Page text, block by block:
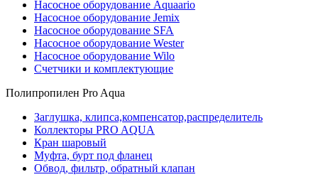
Насосное оборудование Aquaario
Насосное оборудование Jemix
Насосное оборудование SFA
Насосное оборудование Wester
Насосное оборудование Wilo
Счетчики и комплектующие
Полипропилен Pro Aqua
Заглушка, клипса,компенсатор,распределитель
Коллекторы PRO AQUA
Кран шаровый
Муфта, бурт под фланец
Обвод, фильтр, обратный клапан